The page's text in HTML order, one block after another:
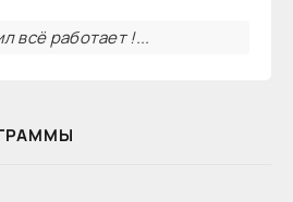
всё работает !...